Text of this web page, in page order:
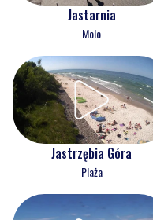
Jastarnia
Molo
Jastrzębia Góra
Plaża